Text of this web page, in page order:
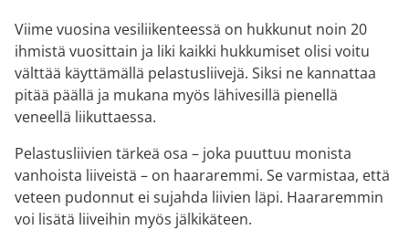
Viime vuosina vesiliikenteessä on hukkunut noin 20
ihmistä vuosittain ja liki kaikki hukkumiset olisi voitu
välttää käyttämällä pelastusliivejä. Siksi ne kannattaa
pitää päällä ja mukana myös lähivesillä pienellä
veneellä liikuttaessa.
Pelastusliivien tärkeä osa – joka puuttuu monista
vanhoista liiveistä – on haararemmi. Se varmistaa, että
veteen pudonnut ei sujahda liivien läpi. Haararemmin
voi lisätä liiveihin myös jälkikäteen.